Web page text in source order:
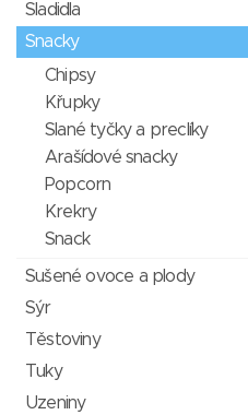
Sladidla
Snacky
Chipsy
Křupky
Slané tyčky a preclíky
Arašídové snacky
Popcorn
Krekry
Snack
Sušené ovoce a plody
Sýr
Těstoviny
Tuky
Uzeniny